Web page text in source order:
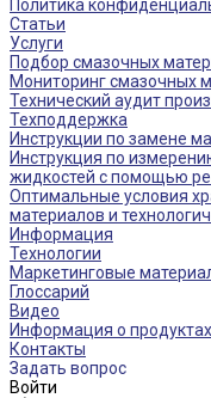
Политика
Статьи
Услуги
Подбор смазочных
Мониторинг смазочных
Технический аудит
Техподдержка
Инструкции по замене
Инструкция по
жидкостей с помощью
Оптимальные условия
материалов и
Информация
Технологии
Маркетинговые
Глоссарий
Видео
Информация о продуктах
Контакты
Задать вопрос
Войти